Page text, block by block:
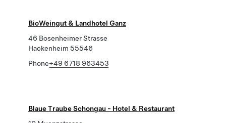
BioWeingut & Landhotel Ganz
46 Bosenheimer Strasse
Hackenheim 55546
Phone+49 6718 963453
Blaue Traube Schongau - Hotel & Restaurant